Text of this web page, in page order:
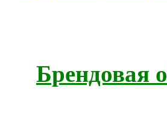
Брендовая